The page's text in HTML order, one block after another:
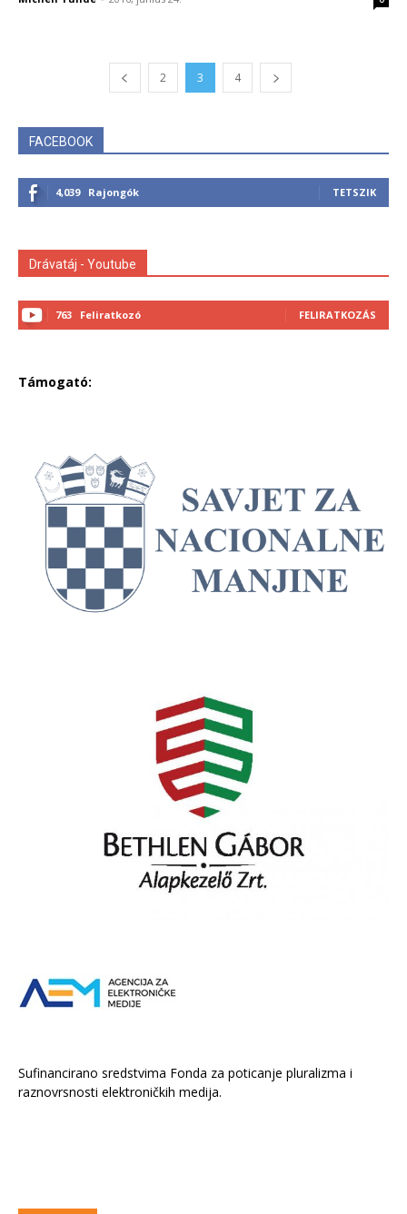
2 3 4
FACEBOOK
4,039 Rajongók TETSZIK
Drávatáj - Youtube
763 Feliratkozó FELIRATKOZÁS
Támogató:
Sufinancirano sredstvima Fonda za poticanje pluralizma i
raznovrsnosti elektroničkih medija.